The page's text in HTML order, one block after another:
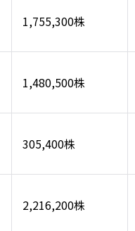
1,755,300株
1,480,500株
305,400株
2,216,200株